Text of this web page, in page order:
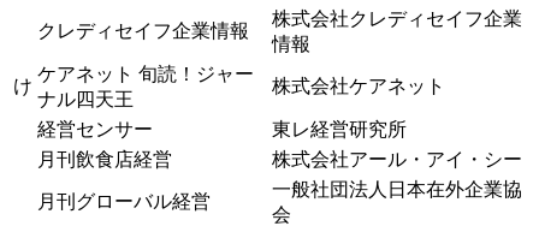
クレディセイフ企業情報
株式会社クレディセイフ企業
情報
け
ケアネット 旬読！ジャー
ナル四天王
株式会社ケアネット
経営センサー
東レ経営研究所
月刊飲食店経営
株式会社アール・アイ・シー
月刊グローバル経営
一般社団法人日本在外企業協
会